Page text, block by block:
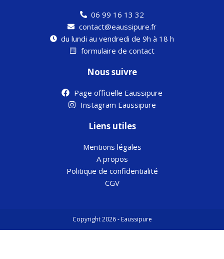
06 99 16 13 32
contact@eaussipure.fr
du lundi au vendredi de 9h à 18 h
formulaire de contact
Nous suivre
Page officielle Eaussipure
Instagram Eaussipure
Liens utiles
Mentions légales
A propos
Politique de confidentialité
CGV
Copyright 2026 - Eaussipure